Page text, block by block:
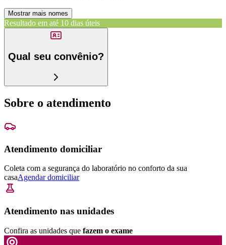
Mostrar mais nomes
Resultado em até 10 dias úteis
Qual seu convênio?
Sobre o atendimento
Atendimento domiciliar
Coleta com a segurança do laboratório no conforto da sua
casaAgendar domiciliar
Atendimento nas unidades
Confira as unidades que fazem o exame